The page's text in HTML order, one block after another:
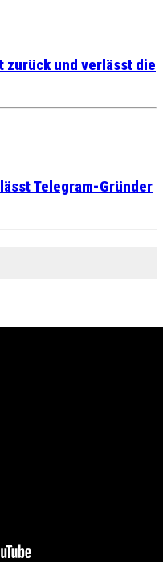
zurück und verlässt die
Telegram-Gründer